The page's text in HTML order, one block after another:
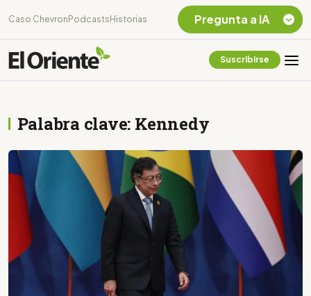
Caso Chevron Podcasts Historias
Suscribirse
Palabra clave: Kennedy
Pregunta a IA
Amazonia Ecuatoriana
¿En que consiste la
tasa minera que rige en
Ecuador?